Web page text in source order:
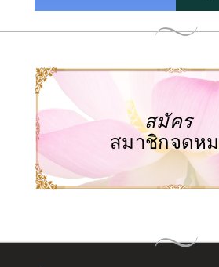
สมัคร
สมาชิกจดห